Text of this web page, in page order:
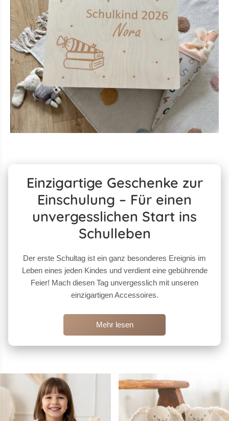
Einzigartige Geschenke zur
Einschulung – Für einen
unvergesslichen Start ins
Schulleben
Der erste Schultag ist ein ganz besonderes Ereignis im
Leben eines jeden Kindes und verdient eine gebührende
Feier! Mach diesen Tag unvergesslich mit unseren
einzigartigen Accessoires.
Mehr lesen